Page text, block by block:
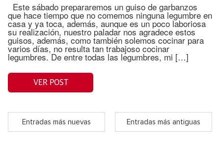
Este sábado prepararemos un guiso de garbanzos
que hace tiempo que no comemos ninguna legumbre en
casa y ya toca, además, aunque es un poco laboriosa
su realización, nuestro paladar nos agradece estos
guisos, además, como también solemos cocinar para
varios días, no resulta tan trabajoso cocinar
legumbres. De entre todas las legumbres, mi […]
VER POST
Entradas más nuevas Entradas más antiguas